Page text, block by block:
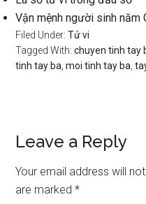
Vận mệnh người sinh năm
Filed Under:Tử vi
Tagged With:chuyen tinh tay
tinh tay ba ,moi tinh tay ba ,
Reader
Interactions
Leave a Reply
Your email address will
are marked*